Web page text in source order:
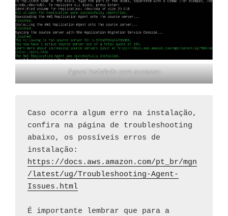
Agent instalado com sucesso
Caso ocorra algum erro na instalação,
confira na página de troubleshooting
abaixo, os possíveis erros de
https://docs.aws.amazon.com/pt_br/mgn
/latest/ug/Troubleshooting-Agent-
Issues.html
É importante lembrar que para a